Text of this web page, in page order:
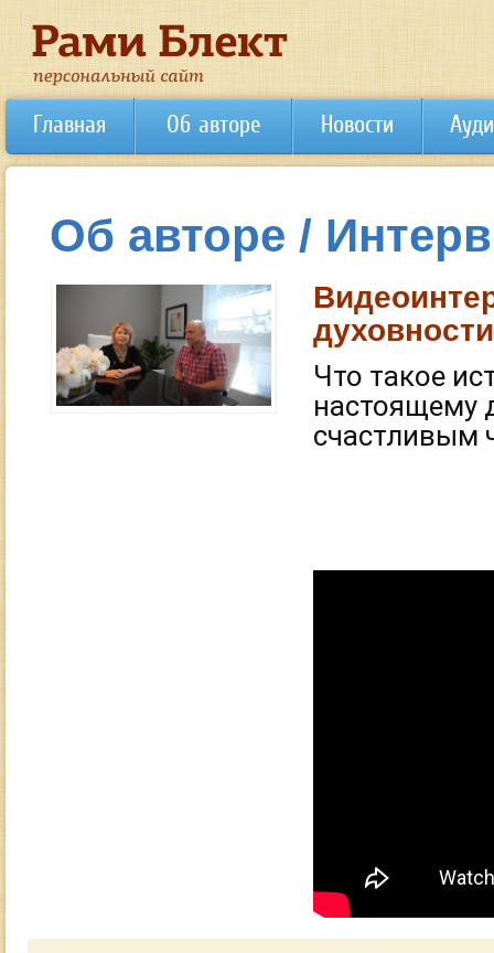
Главная Об авторе Новости
Об авторе /
Что такое
настоящему
счастливым